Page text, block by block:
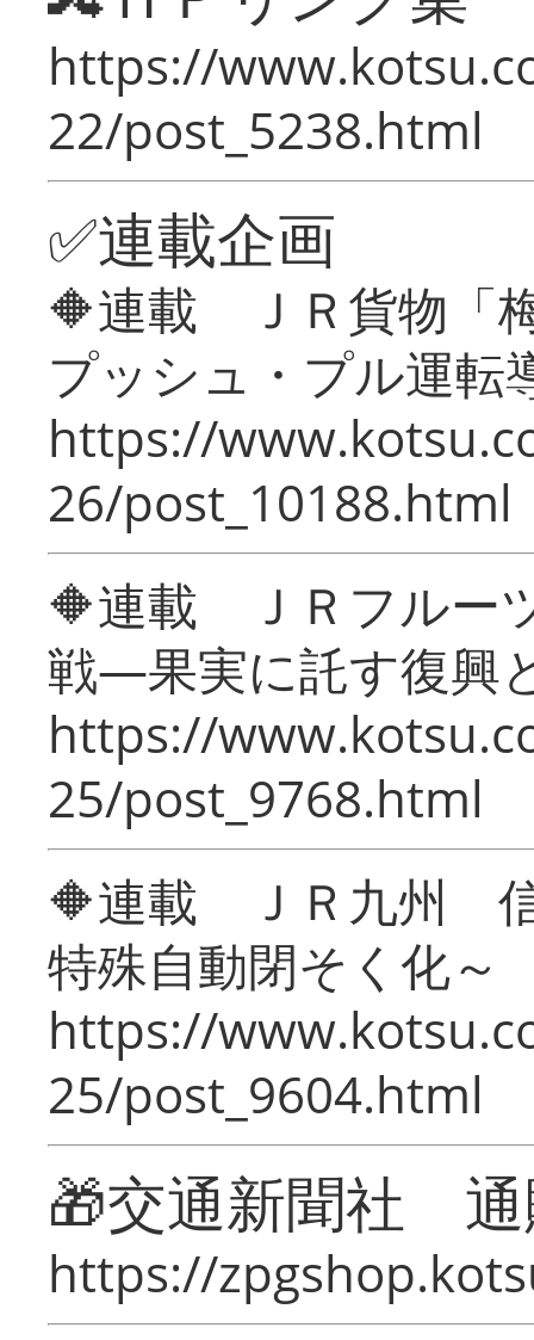
https://
22/post_5238.html
✅連載企画
🔶連載 ＪＲ貨物「
プッシュ・プル運転
https://
26/post_10188.html
🔶連載 ＪＲフルー
戦―果実に託す復興
https://
25/post_9768.html
🔶連載 ＪＲ九州 信
特殊自動閉そく化～
https://
25/post_9604.html
🎁交通新聞社
https://